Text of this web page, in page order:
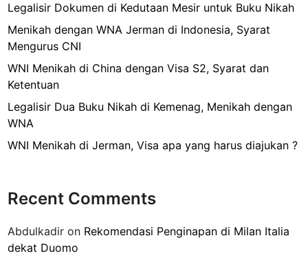
Legalisir Dokumen di Kedutaan Mesir untuk Buku Nikah
Menikah dengan WNA Jerman di Indonesia, Syarat
Mengurus CNI
WNI Menikah di China dengan Visa S2, Syarat dan
Ketentuan
Legalisir Dua Buku Nikah di Kemenag, Menikah dengan
WNA
WNI Menikah di Jerman, Visa apa yang harus diajukan ?
Recent Comments
Abdulkadir on Rekomendasi Penginapan di Milan Italia
dekat Duomo